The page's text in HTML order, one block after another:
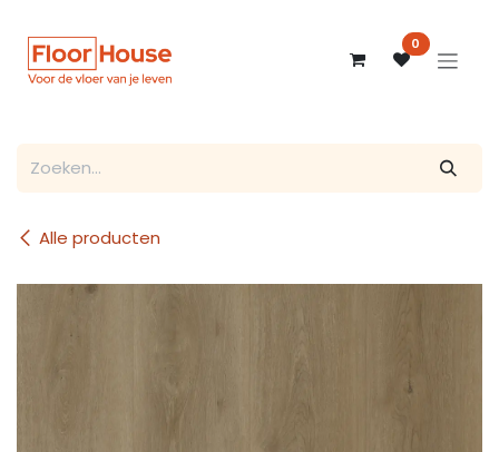
0
Alle producten